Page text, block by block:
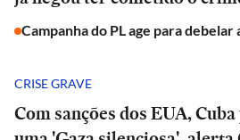
Campanha do PL age para debelar
CRISE GRAVE
Com sanções dos EUA,